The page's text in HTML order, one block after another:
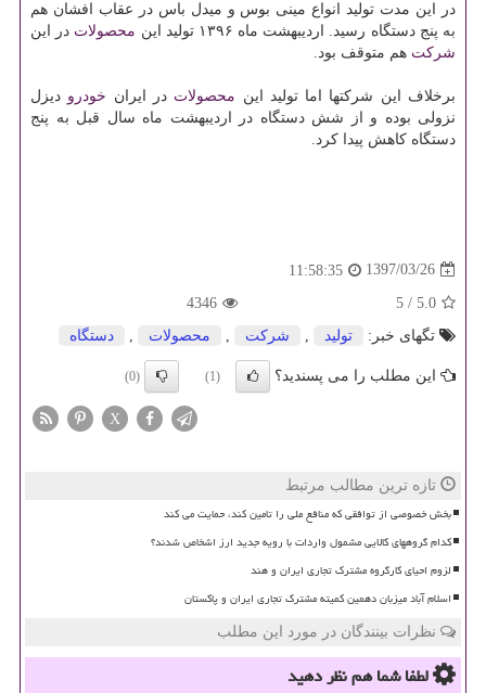
در این مدت تولید انواع مینی بوس و میدل باس در عقاب افشان هم
به پنج دستگاه رسید. اردیبهشت ماه ۱۳۹۶ تولید این
محصولات در این
شركت هم متوقف بود.
برخلاف این شركتها اما تولید این محصولات در ایران خودرو دیزل
نزولی بوده و از شش دستگاه در اردیبهشت ماه سال قبل به پنج
دستگاه كاهش پیدا كرد.
1397/03/26
11:58:35
5.0
/
5
4346
تگهای خبر:
تولید شركت محصولات دستگاه
این مطلب را می پسندید؟ (1)
(0)
X
تازه ترین مطالب مرتبط
بخش خصوصی از توافقی که منافع ملی را تامین کند، حمایت می کند
کدام گروههای کالایی مشمول واردات با رویه جدید ارز اشخاص شدند؟
لزوم احیای کارگروه مشترک تجاری ایران و هند
اسلام آباد میزبان دهمین کمیته مشترک تجاری ایران و پاکستان
نظرات بینندگان در مورد این مطلب
لطفا شما همنظر دهید